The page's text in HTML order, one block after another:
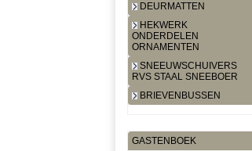
DEURMATTEN
HEKWERK
ONDERDELEN
ORNAMENTEN
SNEEUWSCHUIVERS
RVS STAAL SNEEBOER
BRIEVENBUSSEN
GASTENBOEK